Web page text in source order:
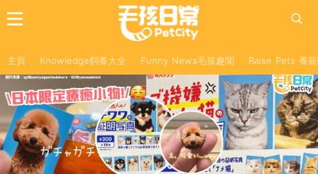
主頁 Knowledge飼養大全 Funny News毛孩趣聞 Raise Pets 養